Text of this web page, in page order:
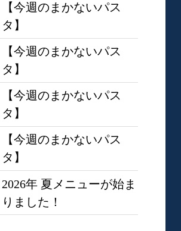
【今週のまかないパス
タ】
【今週のまかないパス
タ】
【今週のまかないパス
タ】
【今週のまかないパス
タ】
2026年 夏メニューが始ま
りました！